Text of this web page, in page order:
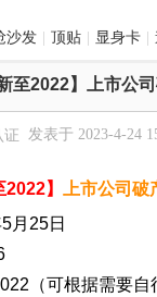
沙发 顶贴 显身卡
新至2022】上市公
发表于 2023-4-24
2022】 上市公司 破
月25日
（可根据需要自